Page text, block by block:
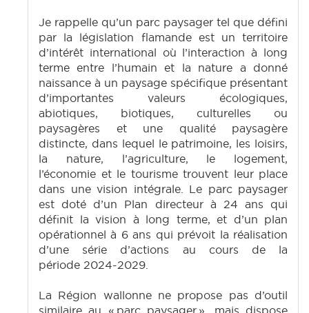
Je rappelle qu’un parc paysager tel que défini
par la législation flamande est un territoire
d’intérêt international où l’interaction à long
terme entre l’humain et la nature a donné
naissance à un paysage spécifique présentant
d’importantes valeurs écologiques,
abiotiques, biotiques, culturelles ou
paysagères et une qualité paysagère
distincte, dans lequel le patrimoine, les loisirs,
la nature, l’agriculture, le logement,
l’économie et le tourisme trouvent leur place
dans une vision intégrale. Le parc paysager
est doté d’un Plan directeur à 24 ans qui
définit la vision à long terme, et d’un plan
opérationnel à 6 ans qui prévoit la réalisation
d’une série d’actions au cours de la
période 2024-2029.
La Région wallonne ne propose pas d’outil